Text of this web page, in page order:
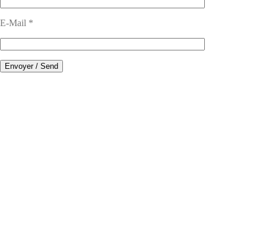
E-Mail *